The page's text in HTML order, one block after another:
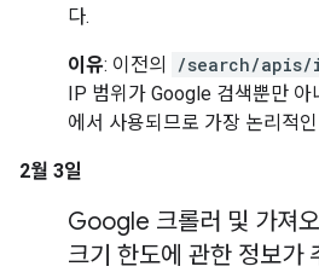
다.
이유: 이전의 /search/apis/
IP 범위가 Google 검색뿐만
에서 사용되므로 가장 논리적
2월 3일
Google 크롤러 및 가져
크기 한도에 관한 정보가